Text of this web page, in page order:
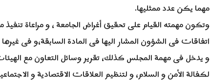
مهما يكن عدد ممثليها.
وتكون مهمته القيام على تحقيق أغراض الجامعة ، و مراعاة تنفيذ
اتفاقات فى الشؤون المشار اليها فى المادة السابقة،و فى غيرها
و يدخل فى مهمة المجلس كذلك، تقرير وسائل التعاون مع
لكفالة الأمن و السلام، و لتنظيم العلاقات الاقتصادية و